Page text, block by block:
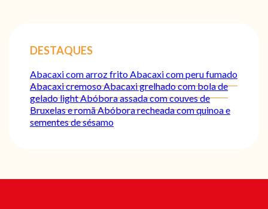
DESTAQUES
Abacaxi com arroz frito Abacaxi com peru fumado
Abacaxi cremosoAbacaxi grelhado com bola de
gelado lightAbóbora assada com couves de
Bruxelas e romãAbóbora recheada com quinoa e
sementes de sésamo